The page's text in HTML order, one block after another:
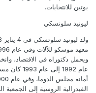
بوتين للانتخابات.
ليونيد سلوتسكي
ويحمل دكتوراه في الاقتصاد،
الفيدرالية الروسية إلى